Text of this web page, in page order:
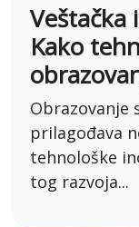
Veštačka
Kako
Obrazovanje
prilagođava
tehnološke
tog razvoja...